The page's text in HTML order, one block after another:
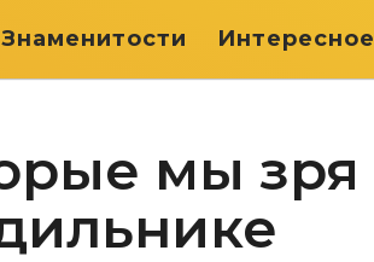
Знаменитости Интересное
мы зря